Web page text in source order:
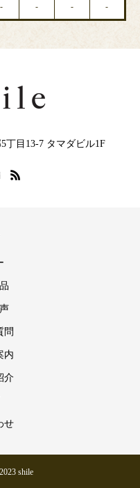
- - - -
丁目13-7 タマダビル1F
問
内
介
せ
shile